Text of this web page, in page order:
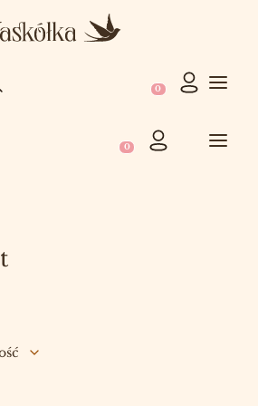
wyszukiwarkę Produkty w
wyszukiwarkę Produkty w koszyku: